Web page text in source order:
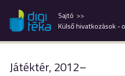
Külső hivatkozások -
Sajtó
Játéktér, 2012–